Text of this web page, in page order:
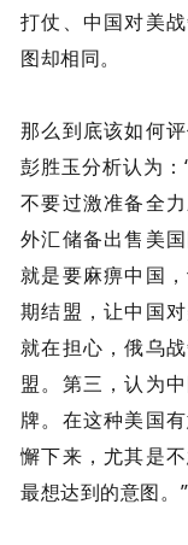
打仗、中国对美
图却相同。
那么到底该如何
彭胜玉分析认为
不要过激准备全
外汇储备出售美
就是要麻痹中国
期结盟，让中国
就在担心，俄乌
盟。第三，认为
牌。在这种美国
懈下来，尤其是
最想达到的意图。”